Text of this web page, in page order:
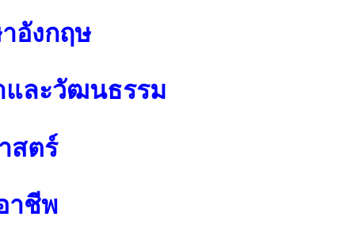
อังกฤษ
และวัฒนธรรม
สตร์
าชีพ